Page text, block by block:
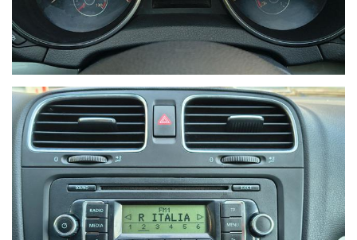
Ho letto e accettol'informativa privacy*
Acconsento al trattamento dei miei dati per finalità di
marketing
Invia
Queste informazioni non saranno condivise con terze parti